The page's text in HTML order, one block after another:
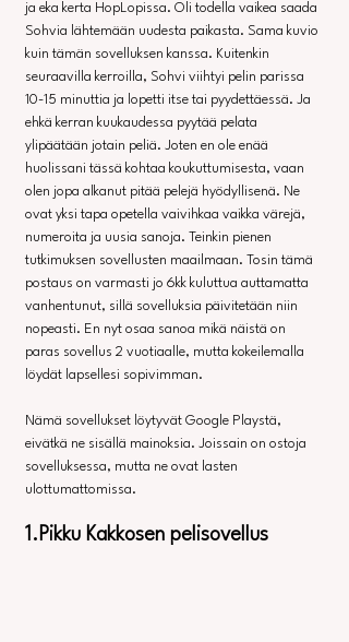
ja eka kerta HopLopissa. Oli todella vaikea saada
Sohvia lähtemään uudesta paikasta. Sama kuvio
kuin tämän sovelluksen kanssa. Kuitenkin
seuraavilla kerroilla, Sohvi viihtyi pelin parissa
10-15 minuttia ja lopetti itse tai pyydettäessä. Ja
ehkä kerran kuukaudessa pyytää pelata
ylipäätään jotain peliä. Joten en ole enää
huolissani tässä kohtaa koukuttumisesta, vaan
olen jopa alkanut pitää pelejä hyödyllisenä. Ne
ovat yksi tapa opetella vaivihkaa vaikka värejä,
numeroita ja uusia sanoja. Teinkin pienen
tutkimuksen sovellusten maailmaan. Tosin tämä
postaus on varmasti jo 6kk kuluttua auttamatta
vanhentunut, sillä sovelluksia päivitetään niin
nopeasti. En nyt osaa sanoa mikä näistä on
paras sovellus 2 vuotiaalle, mutta kokeilemalla
löydät lapsellesi sopivimman.
Nämä sovellukset löytyvät Google Playstä,
eivätkä ne sisällä mainoksia. Joissain on ostoja
sovelluksessa, mutta ne ovat lasten
ulottumattomissa.
1.Pikku Kakkosen pelisovellus